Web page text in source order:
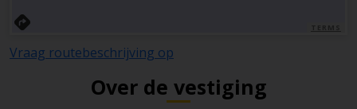
Vraag routebeschrijving op
Over de vestiging